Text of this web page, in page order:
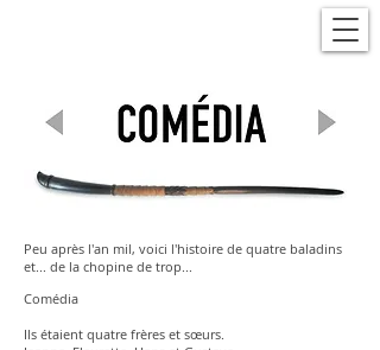
Peu après l'an mil, voici l'histoire de quatre baladins
et... de la chopine de trop...
Comédia
Ils étaient quatre frères et sœurs.